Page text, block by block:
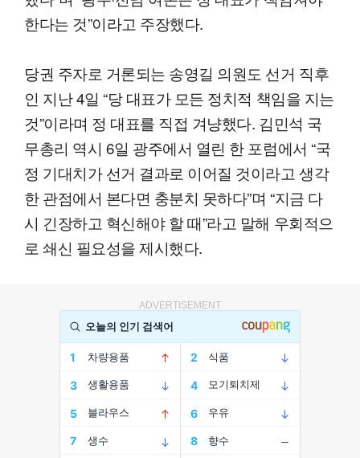
한다는 것”이라고 주장했다.
당권 주자로 거론되는 송영길 의원도 선거 직후
인 지난 4일 “당 대표가 모든 정치적 책임을 지는
것”이라며 정 대표를 직접 겨냥했다. 김민석 국
무총리 역시 6일 광주에서 열린 한 포럼에서 “국
정 기대치가 선거 결과로 이어질 것이라고 생각
한 관점에서 본다면 충분치 못하다”며 “지금 다
시 긴장하고 혁신해야 할 때”라고 말해 우회적으
로 쇄신 필요성을 제시했다.
ADVERTISEMENT